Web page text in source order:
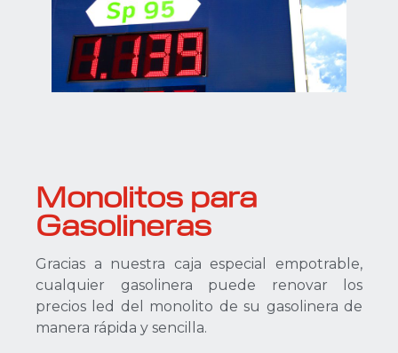
Monolitos para
Gasolineras
Gracias a nuestra caja especial empotrable,
cualquier gasolinera puede renovar los
precios led del monolito de su gasolinera de
manera rápida y sencilla.